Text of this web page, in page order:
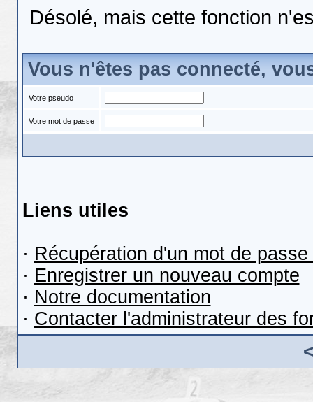
Désolé, mais cette fonction
Vous n'êtes pas connecté,
Votre pseudo
Votre mot de passe
Liens utiles
· Récupération d'un mot de passe
· Enregistrer un nouveau compte
· Notre documentation
· Contacter l'administrateur des